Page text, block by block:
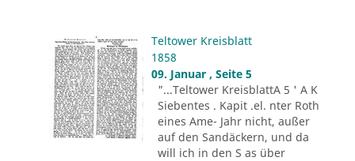
Teltower Kreisblatt
1858
09. Januar , Seite 5
"...Teltower KreisblattA 5 ' A K
Siebentes . Kapit .el. nter Roth
eines Ame- Jahr nicht, außer
auf den Sandäckern, und da
will ich in den S as über